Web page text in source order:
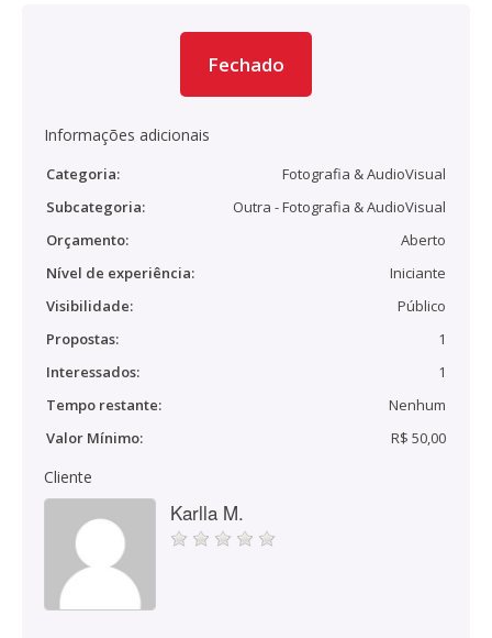
Fechado
Informações adicionais
Categoria:
Fotografia & AudioVisual
Subcategoria:
Outra - Fotografia & AudioVisual
Orçamento:
Aberto
Nível de experiência:
Iniciante
Visibilidade:
Público
Propostas:
1
Interessados:
1
Tempo restante:
Nenhum
Valor Mínimo:
R$ 50,00
Cliente
Karlla M.